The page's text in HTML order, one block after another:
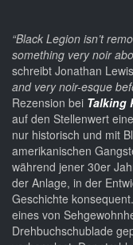
“Black Legion isn’t
something very noir
schreibt Jonathan
and very noir-esque
Rezension bei Talking
auf den Stellenwert
nur historisch und mit
amerikanischen
während jener 30er
der Anlage, in der
Geschichte
eines von
Drehbuchschublade